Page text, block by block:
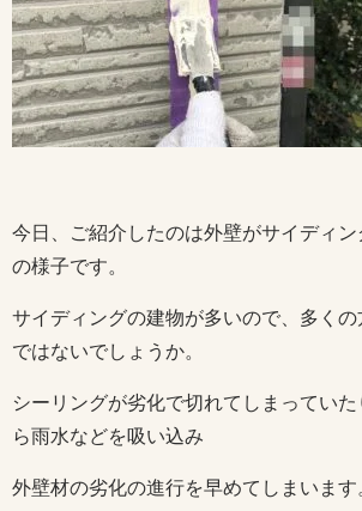
今日、ご紹介したのは外壁がサイディン
の様子です。
サイディングの建物が多いので、多く
ではないでしょうか。
シーリングが劣化で切れてしまってい
ら雨水などを吸い込み
外壁材の劣化の進行を早めてしまいます